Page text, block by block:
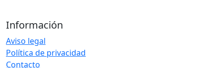
Información
Aviso legal
Política de privacidad
Contacto